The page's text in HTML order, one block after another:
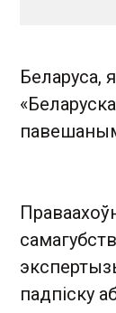
Беларуса,
падпіску